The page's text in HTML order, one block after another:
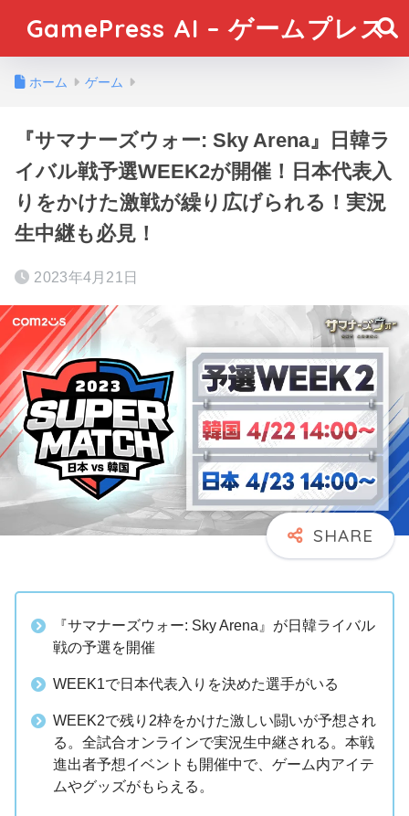
GamePress AI – ゲームプレス
ホーム ゲーム
『サマナーズウォー: Sky Arena』日韓ラ
イバル戦予選WEEK2が開催！日本代表入
りをかけた激戦が繰り広げられる！実況
生中継も必見！
2023年4月21日
『サマナーズウォー: Sky Arena』が日韓ライバル
戦の予選を開催
WEEK1で日本代表入りを決めた選手がいる
WEEK2で残り2枠をかけた激しい闘いが予想され
る。全試合オンラインで実況生中継される。本戦
進出者予想イベントも開催中で、ゲーム内アイテ
ムやグッズがもらえる。